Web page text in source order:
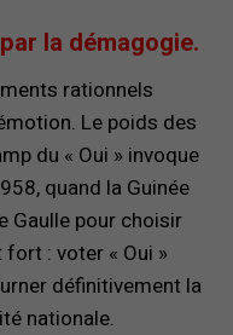
la démagogie.
rationnels
Le poids des
du « Oui » invoque
quand la Guinée
Gaulle pour choisir
fort : voter « Oui »
définitivement la
nationale.